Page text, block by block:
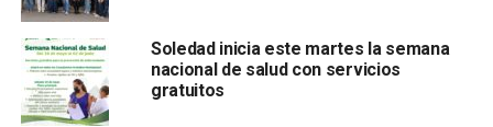
respiratorias agudas y neumonías, Lutzow Steiner refirió
que las últimas dos semanas se registra un incremento de
ambas patologías, lo que es un reflejo claro y concordante
con el incremento de casos de Covid y de hospitalización.
Soledad inicia este martes la semana
nacional de salud con servicios
gratuitos